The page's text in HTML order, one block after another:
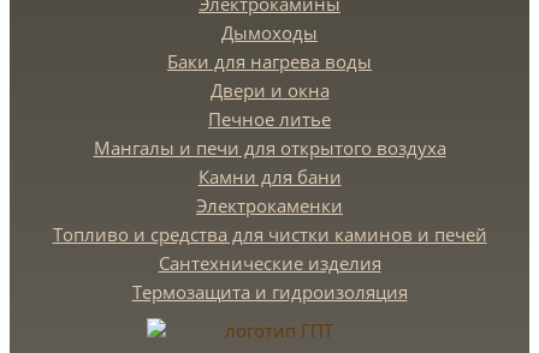
Дымоходы
Баки для нагрева воды
Двери и окна
Печное литье
Мангалы и печи для открытого воздуха
Камни для бани
Электрокаменки
Топливо и средства для чистки каминов и печей
Сантехнические изделия
Термозащита и гидроизоляция